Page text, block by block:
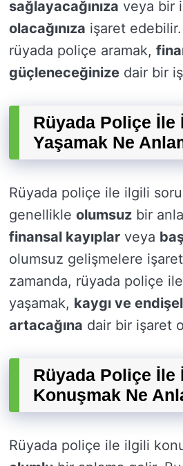
sağlayacağınıza veya bir
olacağınıza işaret edebilir.
rüyada poliçe aramak,
güçleneceğinize dair bir
Rüyada Poliçe
Yaşamak Ne
Rüyada poliçe ile ilgili
genellikle olumsuz bir
finansal kayıplar veya
olumsuz gelişmelere
zamanda, rüyada poliçe
yaşamak, kaygı ve
artacağına dair bir işaret
Rüyada Poliçe İle
Konuşmak Ne
Rüyada poliçe ile ilgili